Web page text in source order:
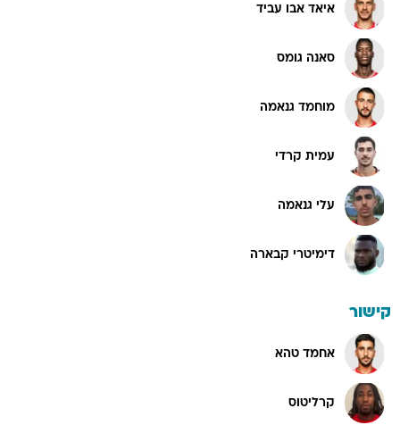
איאד אבו עביד
סאנה גומס
מוחמד גנאמה
עמית קרדי
עלי גנאמה
דימיטרי קבארה
קישור
אחמד טהא
קרליטוס